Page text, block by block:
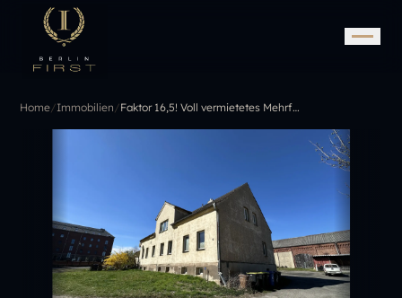
Home/Immobilien/ Faktor 16,5! Voll vermietetes Mehrfamilienhaus nahe Berlin